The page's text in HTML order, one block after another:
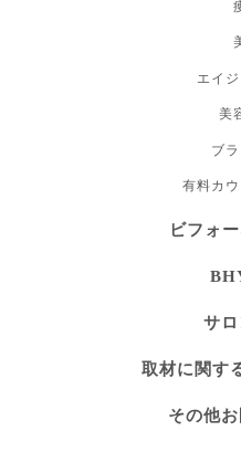
エイ
美
ブ
有料カ
ビフォ
サ
取材に関す
その他